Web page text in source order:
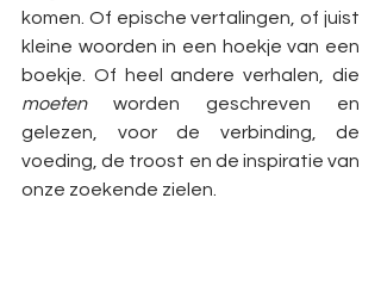
komen. Of epische vertalingen, of juist
kleine woorden in een hoekje van een
moeten worden geschreven en
gelezen, voor de verbinding, de
voeding, de troost en de inspiratie van
onze zoekende zielen.